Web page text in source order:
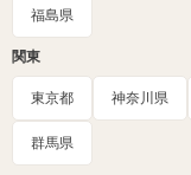
福島県
関東
東京都 神奈川県
群馬県